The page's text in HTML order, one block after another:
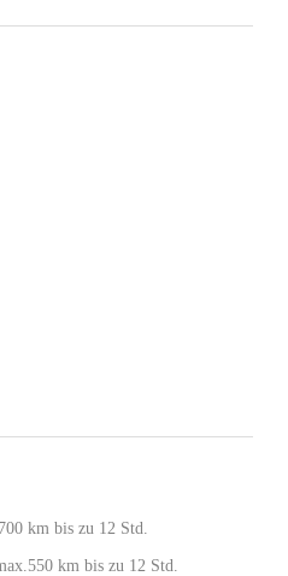
km bis zu 12 Std.
km bis zu 12 Std.